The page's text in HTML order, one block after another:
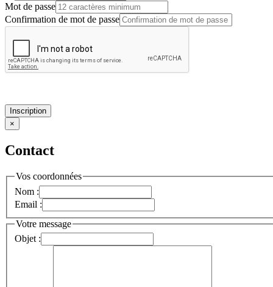
Mot de passe
Confirmation de mot de passe
Inscription
×
Contact
Vos coordonnées
Nom :
Email :
Votre message
Objet :